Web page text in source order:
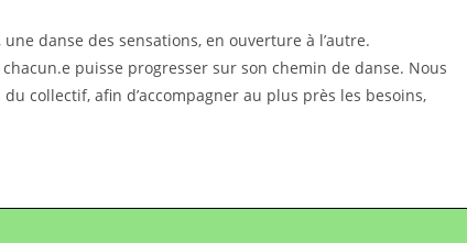
danse des sensations, en ouverture à l’autre.
puisse progresser sur son chemin de danse. Nous
collectif, afin d’accompagner au plus près les besoins,